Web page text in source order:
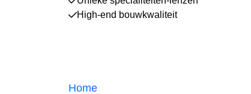
High-end bouwkwaliteit
Home